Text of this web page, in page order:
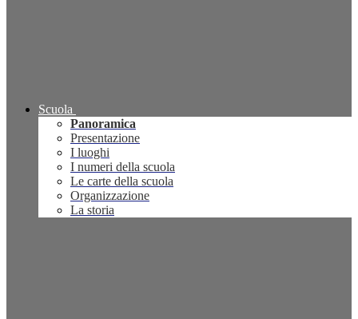
Scuola
Panoramica
Presentazione
I luoghi
I numeri della scuola
Le carte della scuola
Organizzazione
La storia